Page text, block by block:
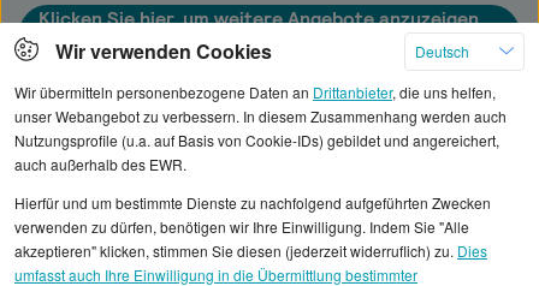
Klicken Sie hier, um weitere Angebote anzuzeigen
Alle angezeigten Gehaltsdaten beruhen auf
Durchschnittswerte und die Angaben können nicht
einzelnen Stellenangeboten zugeordnet werden.
Wir verwenden Cookies
Deutsch
Wir übermitteln personenbezogene Daten an Drittanbieter, die uns helfen,
unser Webangebot zu verbessern. In diesem Zusammenhang werden auch
Nutzungsprofile (u.a. auf Basis von Cookie-IDs) gebildet und angereichert,
auch außerhalb des EWR.
Hierfür und um bestimmte Dienste zu nachfolgend aufgeführten Zwecken
verwenden zu dürfen, benötigen wir Ihre Einwilligung. Indem Sie "Alle
akzeptieren" klicken, stimmen Sie diesen (jederzeit widerruflich) zu. Dies
umfasst auch Ihre Einwilligung in die Übermittlung bestimmter